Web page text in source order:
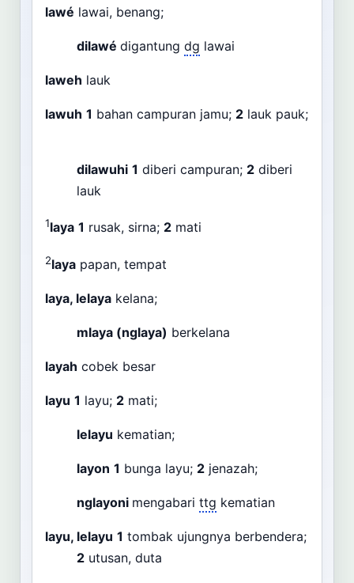
lawé lawai, benang;
dilawé digantung dg lawai
laweh lauk
lawuh 1 bahan campuran jamu; 2 lauk pauk;
dilawuhi 1 diberi campuran; 2 diberi
lauk
1laya 1 rusak, sirna; 2 mati
2laya papan, tempat
laya, lelaya kelana;
mlaya (nglaya) berkelana
layah cobek besar
layu 1 layu; 2 mati;
lelayu kematian;
layon 1 bunga layu; 2 jenazah;
nglayoni mengabari ttg kematian
layu, lelayu 1 tombak ujungnya berbendera;
2 utusan, duta